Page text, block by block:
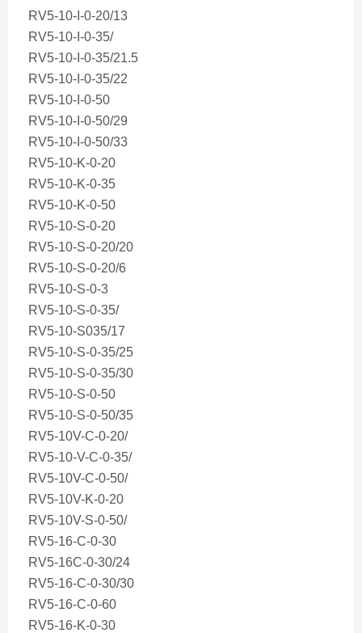
RV5-10-I-0-20/13
RV5-10-I-0-35/
RV5-10-I-0-35/21.5
RV5-10-I-0-35/22
RV5-10-I-0-50
RV5-10-I-0-50/29
RV5-10-I-0-50/33
RV5-10-K-0-20
RV5-10-K-0-35
RV5-10-K-0-50
RV5-10-S-0-20
RV5-10-S-0-20/20
RV5-10-S-0-20/6
RV5-10-S-0-3
RV5-10-S-0-35/
RV5-10-S035/17
RV5-10-S-0-35/25
RV5-10-S-0-35/30
RV5-10-S-0-50
RV5-10-S-0-50/35
RV5-10V-C-0-20/
RV5-10-V-C-0-35/
RV5-10V-C-0-50/
RV5-10V-K-0-20
RV5-10V-S-0-50/
RV5-16-C-0-30
RV5-16C-0-30/24
RV5-16-C-0-30/30
RV5-16-C-0-60
RV5-16-K-0-30